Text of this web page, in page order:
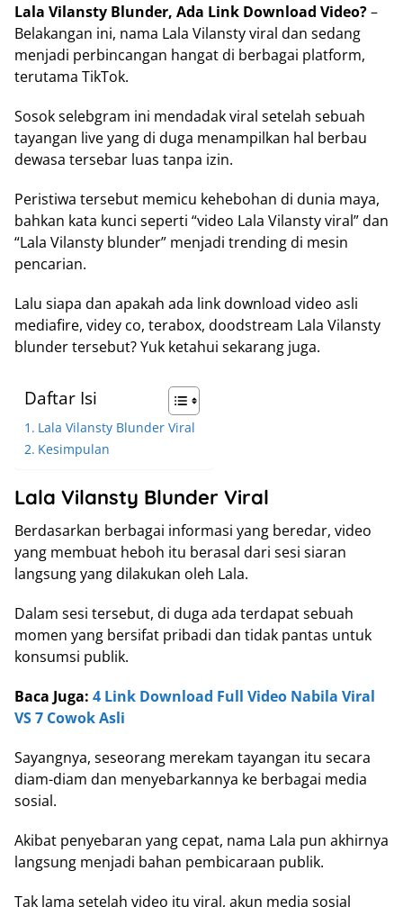
Lala Vilansty Blunder, Ada Link Download Video?–
Belakangan ini, nama Lala Vilansty viral dan sedang
menjadi perbincangan hangat di berbagai platform,
terutama TikTok.
Sosok selebgram ini mendadak viral setelah sebuah
tayangan live yang di duga menampilkan hal berbau
dewasa tersebar luas tanpa izin.
Peristiwa tersebut memicu kehebohan di dunia maya,
bahkan kata kunci seperti “video Lala Vilansty viral” dan
“Lala Vilansty blunder” menjadi trending di mesin
pencarian.
Lalu siapa dan apakah ada link download video asli
mediafire, videy co, terabox, doodstream Lala Vilansty
blunder tersebut? Yuk ketahui sekarang juga.
Daftar Isi
Lala Vilansty Blunder Viral
Kesimpulan
Lala Vilansty Blunder Viral
Berdasarkan berbagai informasi yang beredar, video
yang membuat heboh itu berasal dari sesi siaran
langsung yang dilakukan oleh Lala.
Dalam sesi tersebut, di duga ada terdapat sebuah
momen yang bersifat pribadi dan tidak pantas untuk
konsumsi publik.
Baca Juga: 4 Link Download Full Video Nabila Viral
VS 7 Cowok Asli
Sayangnya, seseorang merekam tayangan itu secara
diam-diam dan menyebarkannya ke berbagai media
sosial.
Akibat penyebaran yang cepat, nama Lala pun akhirnya
langsung menjadi bahan pembicaraan publik.
Tak lama setelah video itu viral, akun media sosial